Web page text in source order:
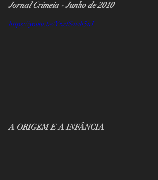
Jornal Crimeia - Junho de 2010
https://youtu.be/YzxlSwvh5nI
A ORIGEM E A INFÂNCIA